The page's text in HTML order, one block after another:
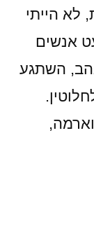
לא הייתי
אנשים
השתגע